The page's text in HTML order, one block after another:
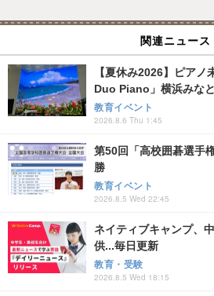
関連ニュース
【夏休み2026】ピア
Duo Piano」横浜みな
教育イベント
2026.8.6 Thu 1:45
第50回「高校囲碁選手
勝
教育イベント
2026.8.5 Wed 22:45
ネイティブキャンプ、
供...毎日更新
教育・受験
2026.8.5 Wed 18:15